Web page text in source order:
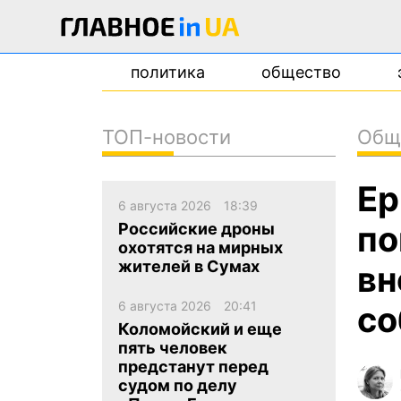
политика общество
ТОП-новости
6 августа 2026 18:39
Российские дроны
охотятся на мирных
жителей в Сумах
6 августа 2026 20:41
Коломойский и еще
пять человек
предстанут перед
судом по делу